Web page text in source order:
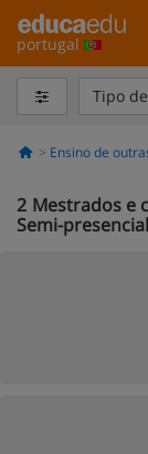
portugal
Tipo
Ensino de
2 Mestrados e
Semi-